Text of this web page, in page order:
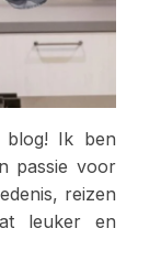
blog! Ik ben
passie voor
reizen
leuker en